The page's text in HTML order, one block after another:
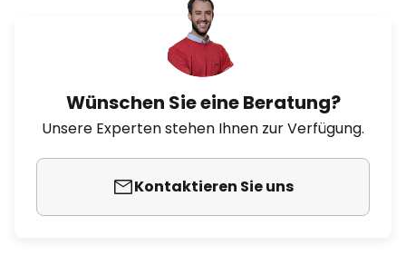
Wünschen Sie eine Beratung?
Unsere Experten stehen Ihnen zur Verfügung.
Kontaktieren Sie uns